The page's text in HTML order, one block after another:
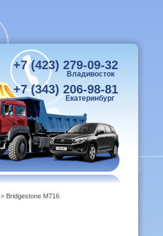
+7 (423) 279-09-32
Владивосток
+7 (343) 206-98-81
Екатеринбург
> Bridgestone M716